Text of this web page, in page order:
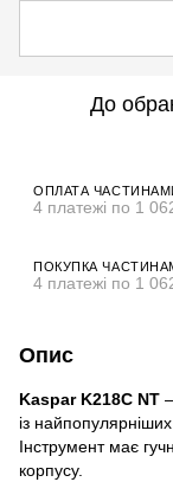
До
ОПЛАТА
4 платежі по 1
ПОКУПКА
4 платежі по 1
Опис
Kaspar K218C NT
із найпопулярніших
Інструмент має
корпусу.